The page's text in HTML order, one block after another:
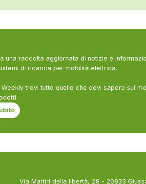
una raccolta aggiornata di notizie e
di ricarica per mobilità elettrica.
Weekly trovi tutto quello che devi sapere sul
Via Martiri della libertà, 28 - 20833